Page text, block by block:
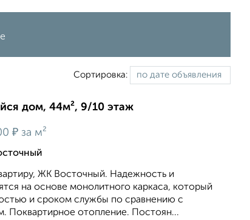
Сортировка:
дом, 44м², 9/10 этаж
₽ за м²
ЖК Восточный. Надежность и
на основе монолитного каркаса, который
и сроком службы по сравнению с
Поквартирное отопление. Постоян...